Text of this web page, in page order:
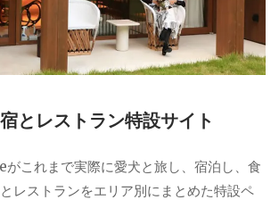
とレストラン特設サイト
これまで実際に愛犬と旅し、宿泊し、食
レストランをエリア別にまとめた特設ペ